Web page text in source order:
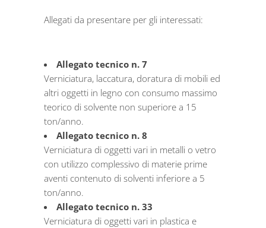
Allegati da presentare per gli interessati:
Allegato tecnico n. 7
Verniciatura, laccatura, doratura di mobili ed
altri oggetti in legno con consumo massimo
teorico di solvente non superiore a 15
ton/anno.
Allegato tecnico n. 8
Verniciatura di oggetti vari in metalli o vetro
con utilizzo complessivo di materie prime
aventi contenuto di solventi inferiore a 5
ton/anno.
Allegato tecnico n. 33
Verniciatura di oggetti vari in plastica e